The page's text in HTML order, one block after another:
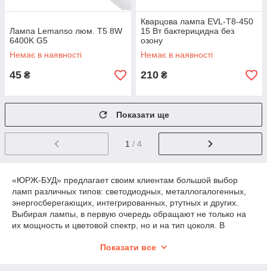
Лампа Lemanso люм. T5 8W
6400K G5
Немає в наявності
45 ₴
Кварцова лампа EVL-T8-450
15 Вт бактерицидна без
озону
Немає в наявності
210 ₴
Показати ще
1 / 4
«ЮРЖ-БУД» предлагает своим клиентам большой выбор
ламп различных типов: светодиодных, металлогалогенных,
энергосберегающих, интегрированных, ртутных и других.
Выбирая лампы, в первую очередь обращают не только на
их мощность и цветовой спектр, но и на тип цоколя. В
цоколей: резьбовыми (E14, E27, E40), штырьковыми (в
Показати все